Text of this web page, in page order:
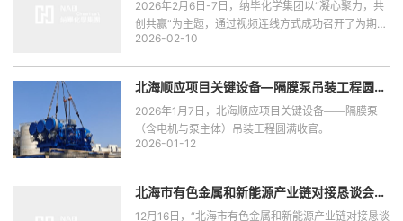
2026年2月6日-7日，纳毕化学集团以“凝心聚力，共
创共赢”为主题，通过视频连线方式成功召开了为期两
天的2025-2026年度工作会议。
2026-02-10
北海顺应项目关键设备—隔膜泵吊装工程圆满
2026年1月7日，北海顺应项目关键设备——隔膜泵
（含电机与泵主体）吊装工程圆满收官。
2026-01-12
北海市有色金属和新能源产业链对接恳谈会代
12月16日，“北海市有色金属和新能源产业链对接恳谈